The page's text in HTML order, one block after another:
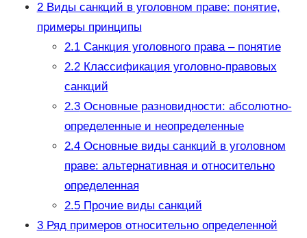
2Виды санкций в уголовном праве: понятие,
примеры принципы
2.1Санкция уголовного права – понятие
2.2Классификация уголовно-правовых
санкций
2.3Основные разновидности: абсолютно-
определенные и неопределенные
2.4Основные виды санкций в уголовном
праве: альтернативная и относительно
определенная
2.5Прочие виды санкций
3Ряд примеров относительно определенной